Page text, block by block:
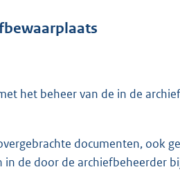
het beheer van de in de
documenten, ook
de door de archiefbeheerder